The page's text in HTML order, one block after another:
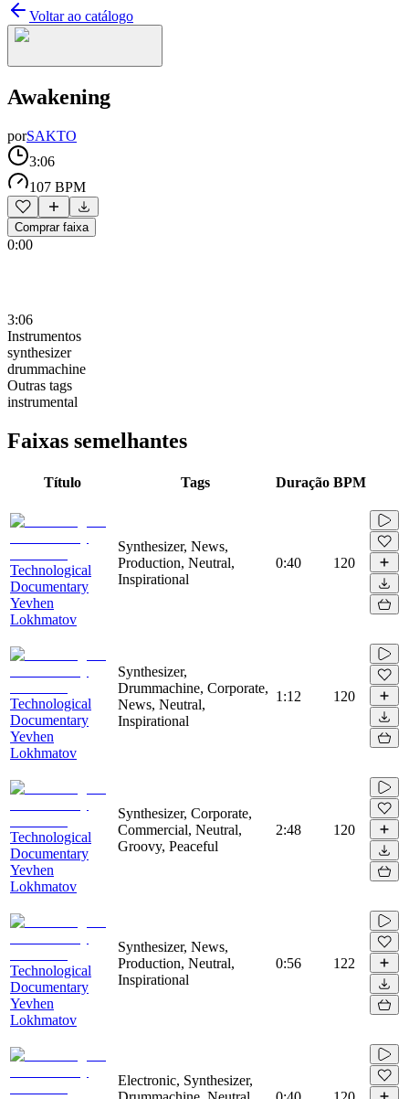
Voltar ao catálogo
Awakening
porSAKTO
3:06
107 BPM
Comprar faixa
0:00
3:06
Instrumentos
synthesizer
drummachine
Outras tags
instrumental
Faixas semelhantes
Título Tags Duração BPM
Technological
Documentary
Yevhen
Lokhmatov
Synthesizer, News,
Production, Neutral,
Inspirational
0:40 120
Technological
Documentary
Yevhen
Lokhmatov
Synthesizer,
Drummachine, Corporate,
News, Neutral,
Inspirational
1:12 120
Technological
Documentary
Yevhen
Lokhmatov
Synthesizer, Corporate,
Commercial, Neutral,
Groovy, Peaceful
2:48 120
Technological
Documentary
Yevhen
Lokhmatov
Synthesizer, News,
Production, Neutral,
Inspirational
0:56 122
Electronic, Synthesizer,